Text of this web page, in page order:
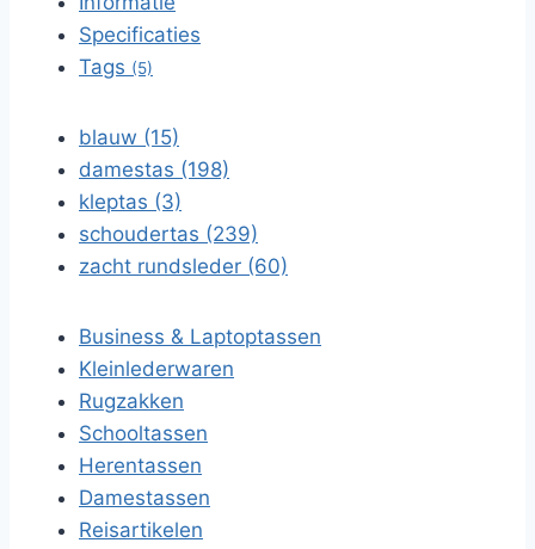
Specificaties
Tags (5)
blauw (15)
damestas (198)
kleptas (3)
schoudertas (239)
zacht rundsleder (60)
Business & Laptoptassen
Kleinlederwaren
Rugzakken
Schooltassen
Herentassen
Damestassen
Reisartikelen